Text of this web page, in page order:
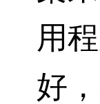
用
好